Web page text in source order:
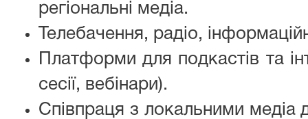
регіональні медіа.
Телебачення, радіо,
Платформи для подкастів та
сесії, вебінари).
Співпраця з локальними медіа